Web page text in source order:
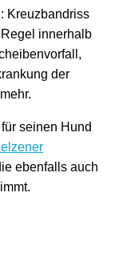
Kreuzbandriss
innerhalb
der
seinen Hund
ebenfalls auch